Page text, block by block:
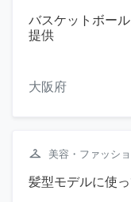
バスケットボー
提供
大阪府
checkroom 美容・ファッシ
髪型モデルに使っ